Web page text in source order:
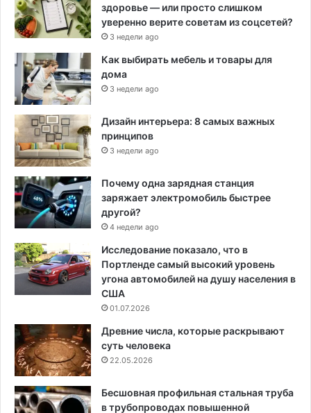
здоровье — или просто слишком
уверенно верите советам из соцсетей?
3 недели ago
Как выбирать мебель и товары для
дома
3 недели ago
Дизайн интерьера: 8 самых важных
принципов
3 недели ago
Почему одна зарядная станция
заряжает электромобиль быстрее
другой?
4 недели ago
Исследование показало, что в
Портленде самый высокий уровень
угона автомобилей на душу населения в
США
01.07.2026
Древние числа, которые раскрывают
суть человека
22.05.2026
Бесшовная профильная стальная труба
в трубопроводах повышенной